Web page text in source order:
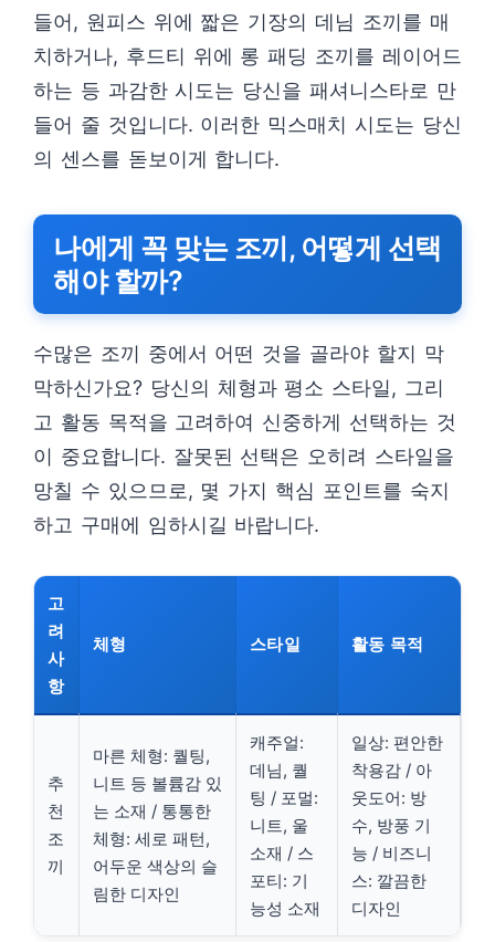
들어, 원피스 위에 짧은 기장의 데님 조끼를 매
치하거나, 후드티 위에 롱 패딩 조끼를 레이어드
하는 등 과감한 시도는 당신을 패셔니스타로 만
들어 줄 것입니다. 이러한 믹스매치 시도는 당신
의 센스를 돋보이게 합니다.
나에게 꼭 맞는 조끼, 어떻게 선택
해야 할까?
수많은 조끼 중에서 어떤 것을 골라야 할지 막
막하신가요? 당신의 체형과 평소 스타일, 그리
고 활동 목적을 고려하여 신중하게 선택하는 것
이 중요합니다. 잘못된 선택은 오히려 스타일을
망칠 수 있으므로, 몇 가지 핵심 포인트를 숙지
하고 구매에 임하시길 바랍니다.
고
려
사
항
체형 스타일 활동 목적
추
천
조
끼
마른 체형: 퀄팅,
니트 등 볼륨감 있
는 소재 / 통통한
체형: 세로 패턴,
어두운 색상의 슬
림한 디자인
캐주얼:
데님, 퀄
팅 / 포멀:
니트, 울
소재 / 스
포티: 기
능성 소재
일상: 편안한
착용감 / 아
웃도어: 방
수, 방풍 기
능 / 비즈니
스: 깔끔한
디자인